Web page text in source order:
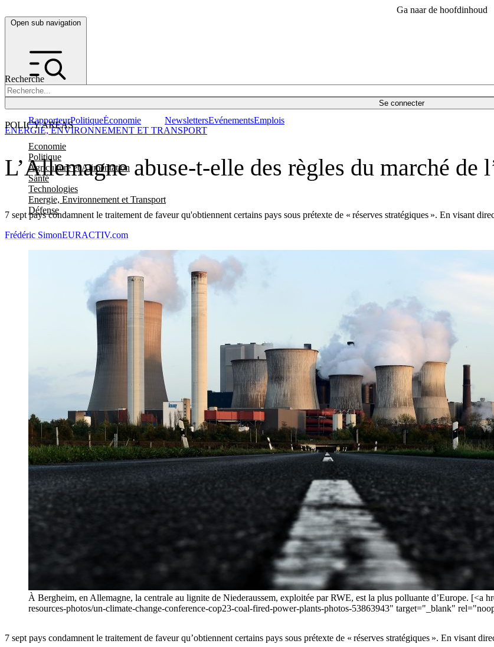
Ga naar de hoofdinhoud
Open sub navigation
Recherche
Se connecter
POLICY AREAS
Economie
Politique
Agriculture et Alimentation
Santé
Technologies
Energie, Environnement et Transport
Défense
RapporteurPolitiqueÉconomie NewslettersEvénementsEmplois
L’Allemagne abuse-t-elle des règles du marché de
7 sept pays condamnent le traitement de faveur qu'obtiennent certains pays sous prétexte de « réserves stratégiques ». En visant
ENERGIE, ENVIRONNEMENT ET TRANSPORT
Frédéric SimonEURACTIV.com
À Bergheim, en Allemagne, la centrale au lignite de Niederaussem, exploitée par RWE, est la plus polluante d’Europe. [<a
resources-photos/un-climate-change-conference-cop23-coal-fired-power-plants-photos-53863943" target="_blank"
7 sept pays condamnent le traitement de faveur qu’obtiennent certains pays sous prétexte de « réserves stratégiques ». En visant